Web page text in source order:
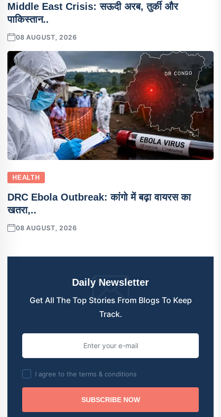
Middle East Crisis: सऊदी अरब, तुर्की और
पाकिस्तान..
08 AUGUST, 2026
HEALTH
DRC Ebola Outbreak: कांगो में बढ़ा वायरस का
खतरा,..
08 AUGUST, 2026
Daily Newsletter
Get All The Top Stories From Blogs To Keep
Track.
I agree to the terms & conditions
SUBSCRIBE NOW